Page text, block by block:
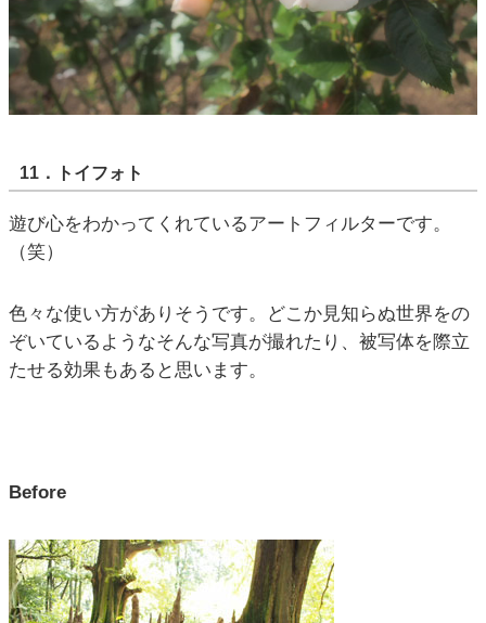
11．トイフォト
遊び心をわかってくれているアートフィルターです。
（笑）
色々な使い方がありそうです。どこか見知らぬ世界をの
ぞいているようなそんな写真が撮れたり、被写体を際立
たせる効果もあると思います。
Before